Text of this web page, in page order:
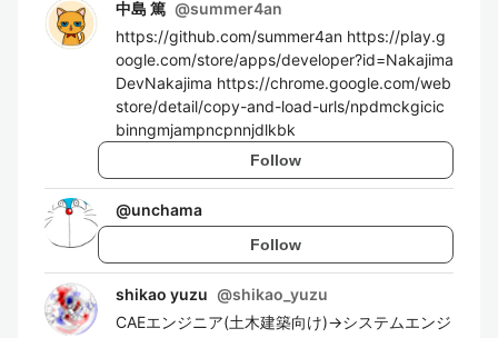
中島 篤 @summer4an
https://github.com/summer4an https://play.g
oogle.com/store/apps/developer?id=Nakajima
DevNakajima https://chrome.google.com/web
store/detail/copy-and-load-urls/npdmckgicic
binngmjampncpnnjdlkbk
Follow
@unchama
Follow
shikao yuzu @shikao_yuzu
CAEエンジニア(土木建築向け)→システムエンジ